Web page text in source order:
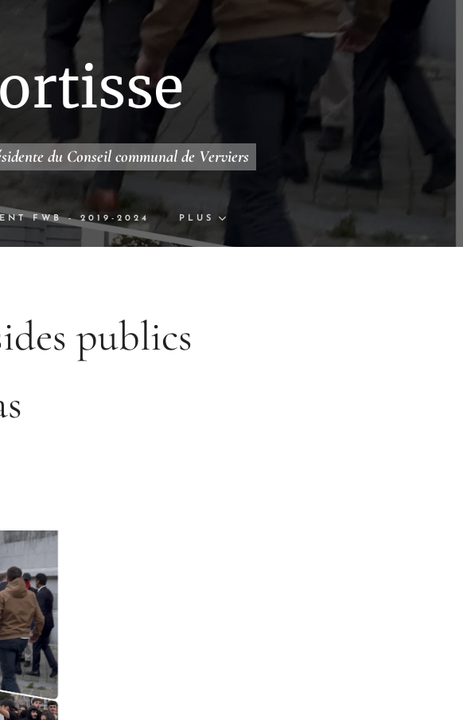
du Conseil communal de Verviers
FWB - 2019-2024 PLUS
publics